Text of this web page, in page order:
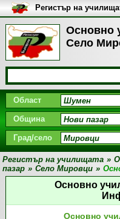
Основно
Село
Регистър на
университетите в
Област
Община
Град/село
Регистър на училищата »
пазар » Село Мировци »
Основно
Основно